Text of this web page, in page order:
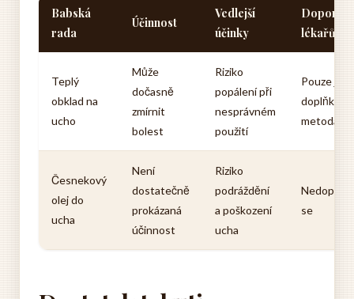
Babská
rada
Účinnost
Vedlejší
účinky
lékařů
Teplý
obklad na
ucho
Může
dočasně
zmírnit
bolest
Riziko
popálení při
nesprávném
použití
Pouze jako
doplňková
metoda
Česnekový
olej do
ucha
Není
dostatečně
prokázaná
účinnost
Riziko
podráždění
a poškození
ucha
se